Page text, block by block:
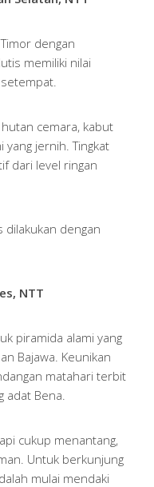
dengan
memiliki nilai
cemara, kabut
jernih. Tingkat
dari level ringan
dilakukan dengan
NTT
piramida alami yang
Bajawa. Keunikan
matahari terbit
adat Bena.
cukup menantang,
Untuk berkunjung
mulai mendaki